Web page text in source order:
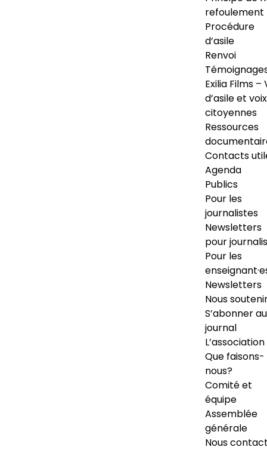
refoulement
Procédure
d’asile
Renvoi
Exilia Films –
d’asile et voix
citoyennes
Ressources
Contacts
Agenda
Publics
Pour les
journalistes
Newsletters
pour
Pour les
Newsletters
Nous
S’abonner au
journal
L’association
Que faisons-
nous?
Comité et
équipe
Assemblée
générale
Nous